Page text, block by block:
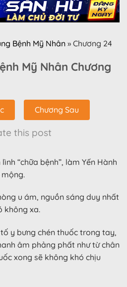
Bệnh Mỹ Nhân » Chương 24
Mỹ Nhân Chương
Chương Sau
this post
“chữa bệnh”, làm Yến Hành
u ám, nguồn sáng duy nhất
không xa.
y bưng chén thuốc trong tay,
âm phảng phất như từ chân
xong sẽ không khó chịu